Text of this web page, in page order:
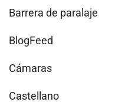
Barrera de paralaje
BlogFeed
Cámaras
Castellano